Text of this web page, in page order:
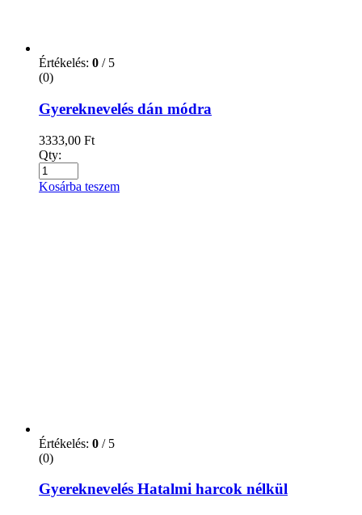
Értékelés: 0 / 5
(0)
Gyereknevelés dán módra
3333,00 Ft
Qty:
Kosárba teszem
Értékelés: 0 / 5
(0)
Gyereknevelés Hatalmi harcok nélkül